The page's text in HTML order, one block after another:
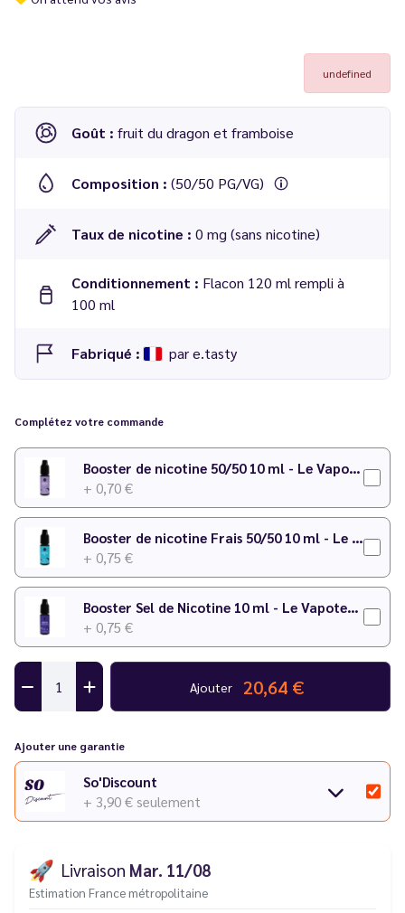
undefined
Goût : fruit du dragon et framboise
Composition : (50/50 PG/VG)
Taux de nicotine : 0 mg (sans nicotine)
Conditionnement : Flacon 120 ml rempli à
100 ml
Fabriqué : par e.tasty
Complétez votre commande
Booster de nicotine 50/50 10 ml - Le Vapoteur Discount
+ 0,70 €
Booster de nicotine Frais 50/50 10 ml - Le Vapoteur Discount
+ 0,75 €
Booster Sel de Nicotine 10 ml - Le Vapoteur Discount
+ 0,75 €
Ajouter 20,64 €
Ajouter une garantie
So'Discount
+ 3,90 € seulement
🚀 Livraison Mar. 11/08
Estimation France métropolitaine